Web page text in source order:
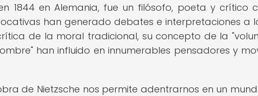
1844 en Alemania, fue un filósofo, poeta y crítico
han generado debates e interpretaciones a
de la moral tradicional, su concepto de la
han influido en innumerables pensadores y
de Nietzsche nos permite adentrarnos en un